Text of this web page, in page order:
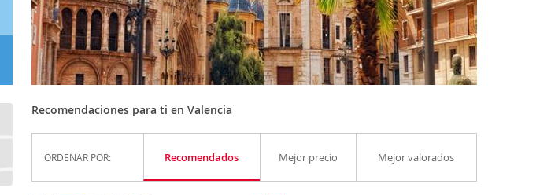
Recomendaciones para ti en Valencia
ORDENAR POR: Recomendados Mejor precio Mejor valorados